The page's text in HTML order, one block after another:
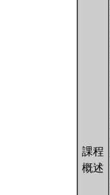
課程
概述